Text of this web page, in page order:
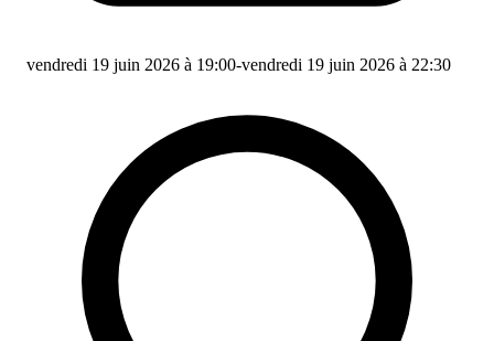
vendredi 19 juin 2026 à 19:00-vendredi 19 juin 2026 à 22:30